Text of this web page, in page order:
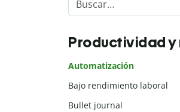
Productividad y
Automatización
Bajo rendimiento laboral
Bullet journal